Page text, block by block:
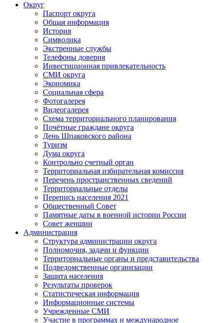
Округ
Паспорт округа
Общая информация
История
Символика
Экстренные службы
Телефоны доверия
Инвестиционная привлекательность
СМИ округа
Экономика
Социальная сфера
Фотогалерея
Видеогалерея
Схема территориального планирования
Почётные граждане округа
День Шпаковского района
Туризм
Дума округа
Контрольно счетный орган
Территориальная избирательная комиссия
Перечень пространственных сведений
Территориальные отделы
Перепись населения 2021
Общественный Совет
Памятные даты в военной истории России
Совет женщин
Администрация
Структура администрации округа
Полномочия, задачи и функции
Территориальные органы и представительства
Подведомственные организации
Защита населения
Результаты проверок
Статистическая информация
Информационные системы
Учрежденные СМИ
Участие в программах и международное